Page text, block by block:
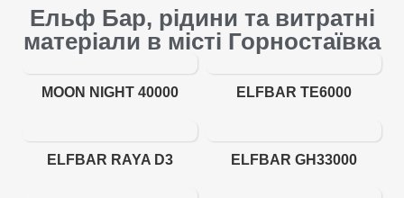
Ельф Бар, рідини та витратні
матеріали в місті Горностаївка
MOON NIGHT 40000 ELFBAR TE6000
ELFBAR RAYA D3 ELFBAR GH33000